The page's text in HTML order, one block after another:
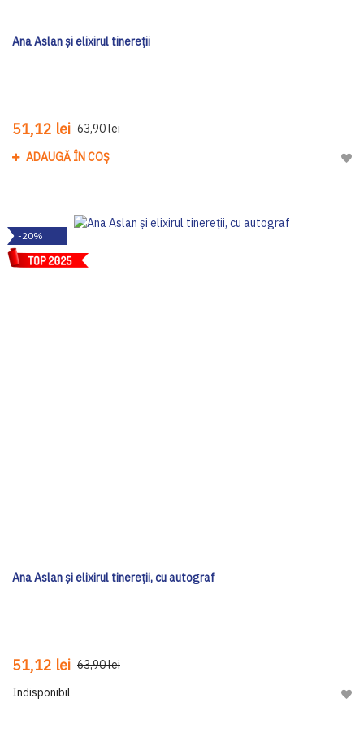
Ana Aslan și elixirul tinereții
51,12 lei 63,90 lei
ADAUGĂ ÎN COȘ
-20%
Ana Aslan și elixirul tinereții, cu autograf
51,12 lei 63,90 lei
Indisponibil